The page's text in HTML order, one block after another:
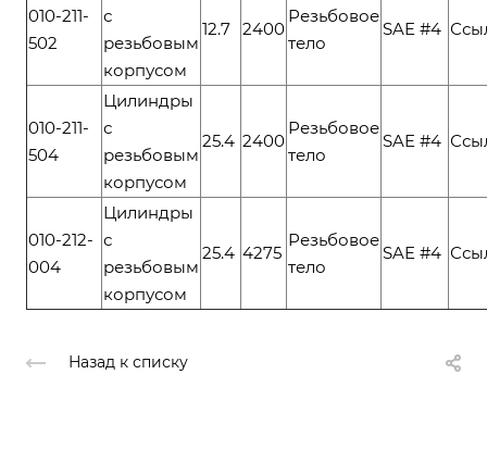
010-211-
502
с
резьбовым
корпусом
12.7 2400
Резьбовое
тело
SAE #4
010-211-
504
Цилиндры
с
резьбовым
корпусом
25.4 2400
Резьбовое
тело
SAE #4
010-212-
004
Цилиндры
с
резьбовым
корпусом
25.4 4275
Резьбовое
тело
SAE #4
Назад к списку